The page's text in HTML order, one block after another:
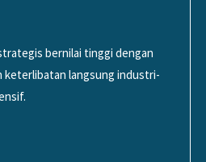
bernilai tinggi dengan
keterlibatan langsung industri-